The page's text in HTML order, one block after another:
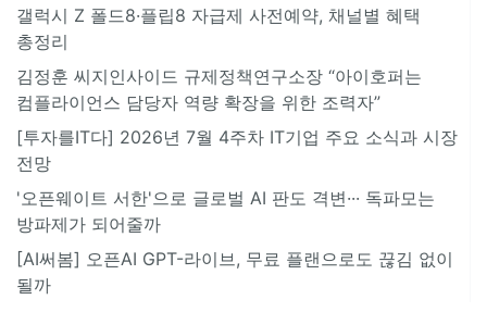
갤럭시 Z 폴드8·플립8 자급제 사전예약, 채널별 혜택
총정리
김정훈 씨지인사이드 규제정책연구소장 “아이호퍼는
컴플라이언스 담당자 역량 확장을 위한 조력자”
[투자를IT다] 2026년 7월 4주차 IT기업 주요 소식과 시장
전망
'오픈웨이트 서한'으로 글로벌 AI 판도 격변··· 독파모는
방파제가 되어줄까
[AI써봄] 오픈AI GPT-라이브, 무료 플랜으로도 끊김 없이
될까